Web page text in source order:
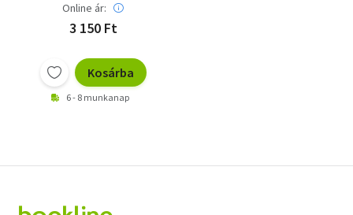
Online ár:
3 150 Ft
Kosárba
6 - 8 munkanap